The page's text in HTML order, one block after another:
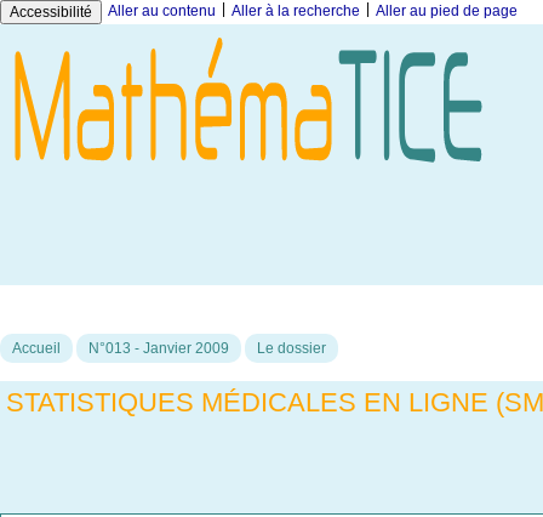
Accessibilité Aller au contenu Aller à la recherche Aller au pied de page
Accueil N°013 - Janvier 2009 Le dossier
STATISTIQUES MÉDICALES EN LIGNE